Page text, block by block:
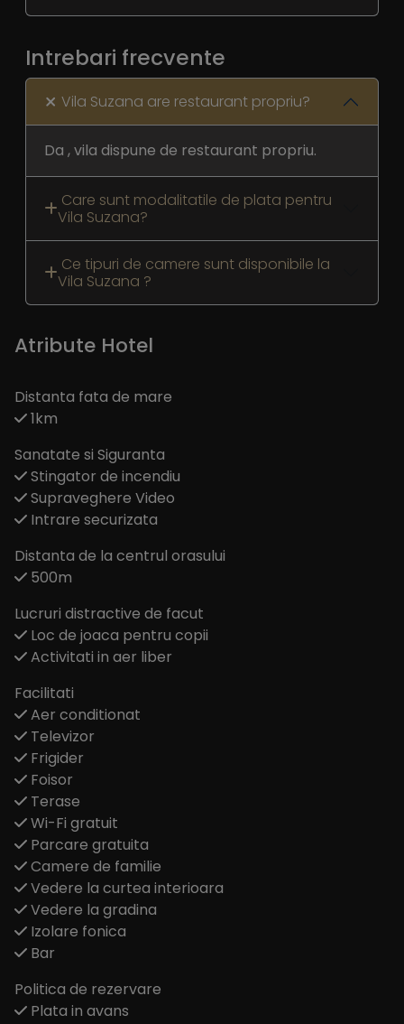
Intrebari frecvente
Vila Suzana are restaurant propriu?
Da , vila dispune de restaurant propriu.
Care sunt modalitatile de plata pentru
Vila Suzana?
Ce tipuri de camere sunt disponibile la
Vila Suzana ?
Atribute Hotel
Distanta fata de mare
1km
Sanatate si Siguranta
Stingator de incendiu
Supraveghere Video
Intrare securizata
Distanta de la centrul orasului
500m
Lucruri distractive de facut
Loc de joaca pentru copii
Activitati in aer liber
Facilitati
Aer conditionat
Televizor
Frigider
Foisor
Terase
Wi-Fi gratuit
Parcare gratuita
Camere de familie
Vedere la curtea interioara
Vedere la gradina
Izolare fonica
Bar
Politica de rezervare
Plata in avans